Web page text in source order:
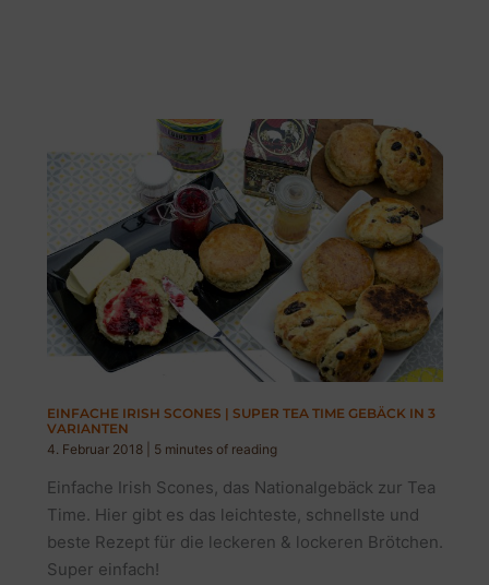
EINFACHE IRISH SCONES | SUPER TEA TIME GEBÄCK IN 3
VARIANTEN
4. Februar 2018
5 minutes of reading
Einfache Irish Scones, das Nationalgebäck zur Tea
Time. Hier gibt es das leichteste, schnellste und
beste Rezept für die leckeren & lockeren Brötchen.
Super einfach!